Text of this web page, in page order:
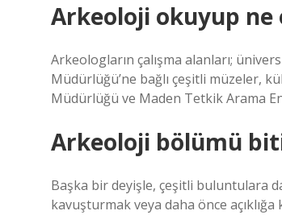
Arkeoloji okuyup ne
Arkeologların çalışma alanları;
Müdürlüğü’ne bağlı çeşitli müzeler,
Müdürlüğü ve Maden Tetkik Arama
Arkeoloji bölümü
Başka bir deyişle, çeşitli buluntulara
kavuşturmak veya daha önce